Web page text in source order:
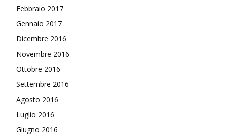
Febbraio 2017
Gennaio 2017
Dicembre 2016
Novembre 2016
Ottobre 2016
Settembre 2016
Agosto 2016
Luglio 2016
Giugno 2016